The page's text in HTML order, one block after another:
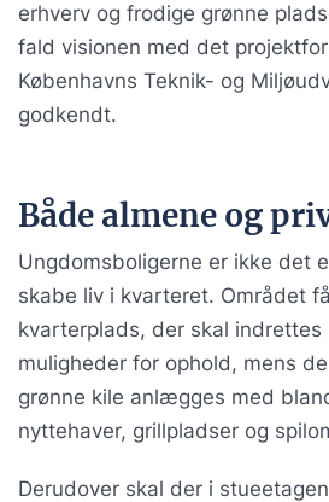
erhverv og frodige grønne
fald visionen med det
Københavns Teknik- og
godkendt.
Både almene og
Ungdomsboligerne er ikke det
skabe liv i kvarteret. Området
kvarterplads, der skal
muligheder for ophold, mens
grønne kile anlægges med
nyttehaver, grillpladser og
Derudover skal der i